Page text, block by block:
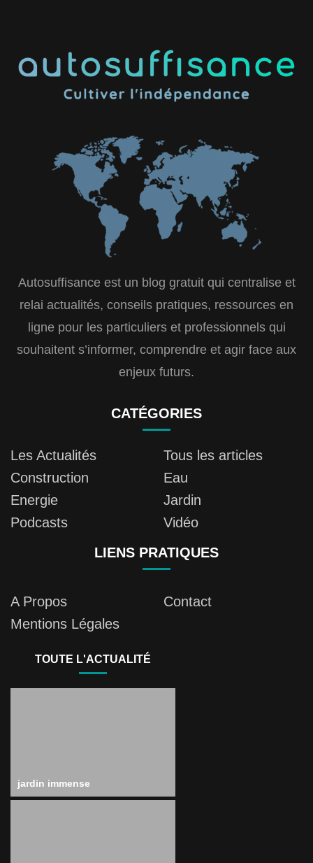
Autosuffisance est un blog gratuit qui centralise et
relai actualités, conseils pratiques, ressources en
ligne pour les particuliers et professionnels qui
souhaitent s’informer, comprendre et agir face aux
enjeux futurs.
CATÉGORIES
Les Actualités
Tous les articles
Construction
Eau
Energie
Jardin
Podcasts
Vidéo
LIENS PRATIQUES
A Propos
Contact
Mentions Légales
TOUTE L'ACTUALITÉ
jardin immense